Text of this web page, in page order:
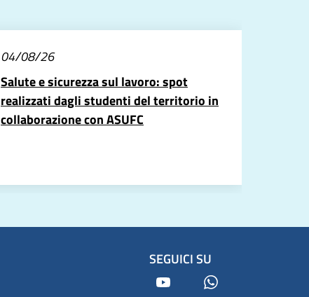
04/08/26
Salute e sicurezza sul lavoro: spot
realizzati dagli studenti del territorio in
collaborazione con ASUFC
SEGUICI SU
Youtube